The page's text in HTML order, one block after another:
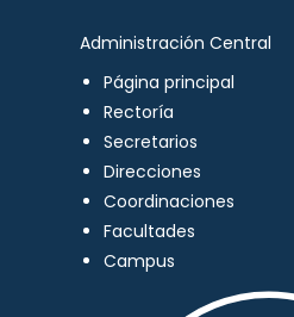
Administración Central
Página principal
Rectoría
Secretarios
Direcciones
Coordinaciones
Facultades
Campus